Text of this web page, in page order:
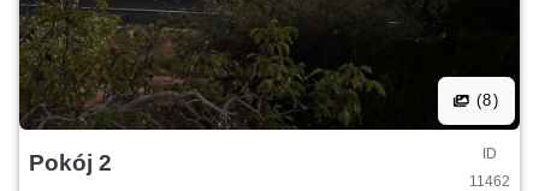
(8)
Pokój 2
ID
11462